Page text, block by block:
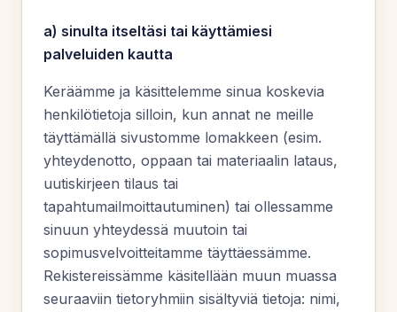
a) sinulta itseltäsi tai käyttämiesi
palveluiden kautta
Keräämme ja käsittelemme sinua koskevia
henkilötietoja silloin, kun annat ne meille
täyttämällä sivustomme lomakkeen (esim.
yhteydenotto, oppaan tai materiaalin lataus,
uutiskirjeen tilaus tai
tapahtumailmoittautuminen) tai ollessamme
sinuun yhteydessä muutoin tai
sopimusvelvoitteitamme täyttäessämme.
Rekistereissämme käsitellään muun muassa
seuraaviin tietoryhmiin sisältyviä tietoja: nimi,